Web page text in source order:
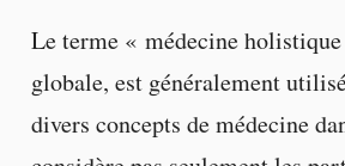
Le terme « médecine
globale, est généralement
divers concepts de médecine